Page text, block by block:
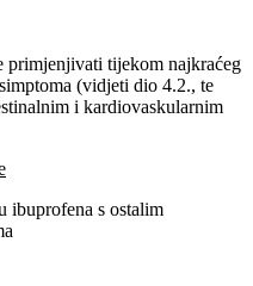
tijekom najkraćeg
(vidjeti dio 4.2., te
i kardiovaskularnim
ibuprofena s ostalim